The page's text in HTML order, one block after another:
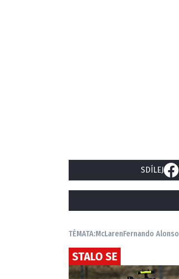
SDÍLEJ
TÉMATA:McLarenFernando Alonso
STALO SE